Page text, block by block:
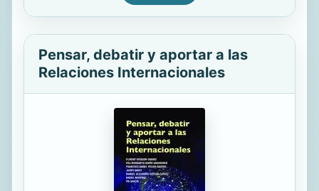
Pensar, debatir y aportar a las
Relaciones Internacionales